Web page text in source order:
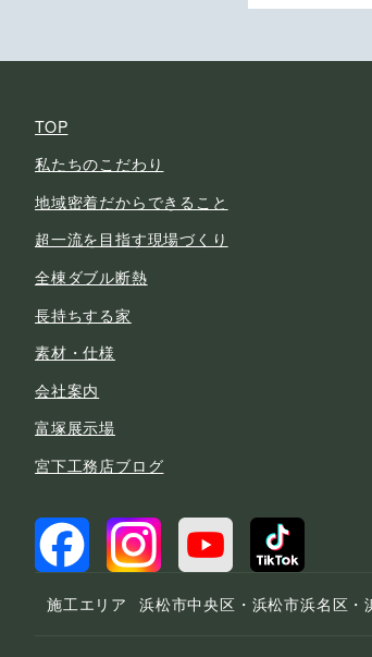
TOP
私たちのこだわり
地域密着だからできること
超一流を目指す現場づくり
全棟ダブル断熱
長持ちする家
素材・仕様
会社案内
富塚展示場
宮下工務店ブログ
施工エリア 浜松市中央区・浜松市浜名区